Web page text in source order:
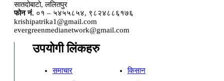
सातदोबाटो, ललितपुर
फोन नं. ०१ – ५४५५८५४, ९८२४८८६१७६
krishipatrika1@gmail.com
evergreenmedianetwork@gmail.com
उपयोगी लिंकहरु
समाचार
किसान